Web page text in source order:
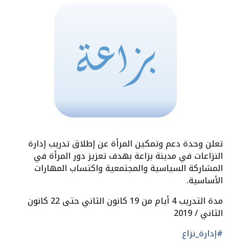
تعلن وحدة دعم وتمكين المرأة عن إطلاق تدريب إدارة
النزاعات في مدينة بزاعة بهدف تعزيز دور المرأة في
المشاركة السياسية والمجتمعية واكتساب المهارات
الأساسية.
مدة التدريب 4 أيام من 19 كانون الثاني حتى 22 كانون
الثاني / 2019
#إدارة_نزاع